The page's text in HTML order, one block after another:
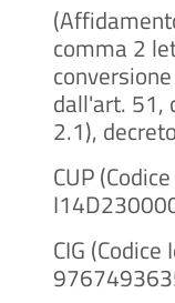
comma 2
dall'art. 51,
2.1),
CUP
CIG